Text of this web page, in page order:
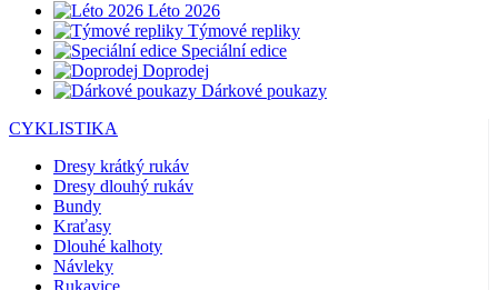
Léto 2026
Týmové repliky
Speciální edice
Doprodej
Dárkové poukazy
CYKLISTIKA
Dresy krátký rukáv
Dresy dlouhý rukáv
Bundy
Kraťasy
Dlouhé kalhoty
Návleky
Rukavice